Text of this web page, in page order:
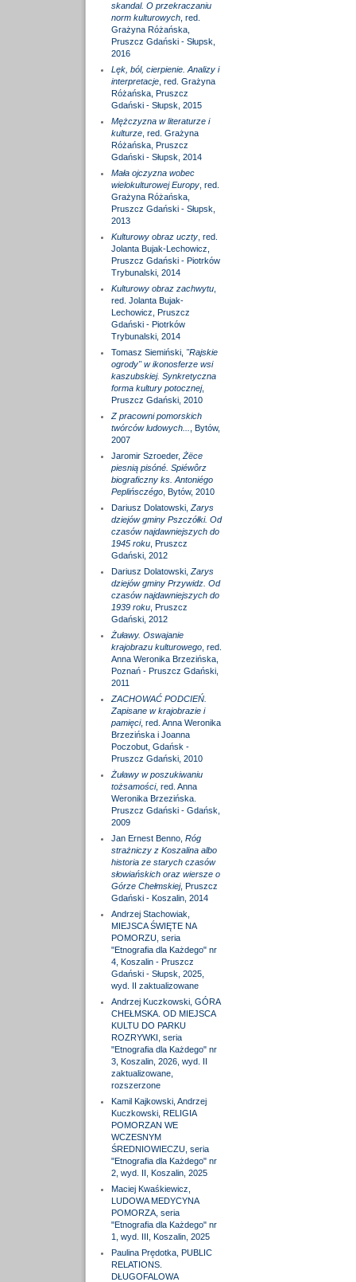
skandal. O przekraczaniu
norm kulturowych, red.
Grażyna Różańska,
Pruszcz Gdański - Słupsk,
2016
Lęk, ból, cierpienie. Analizy i
interpretacje, red. Grażyna
Różańska, Pruszcz
Gdański - Słupsk, 2015
Mężczyzna w literaturze i
kulturze, red. Grażyna
Różańska, Pruszcz
Gdański - Słupsk, 2014
Mała ojczyzna wobec
wielokulturowej Europy, red.
Grażyna Różańska,
Pruszcz Gdański - Słupsk,
2013
Kulturowy obraz uczty, red.
Jolanta Bujak-Lechowicz,
Pruszcz Gdański - Piotrków
Trybunalski, 2014
Kulturowy obraz zachwytu,
red. Jolanta Bujak-
Lechowicz, Pruszcz
Gdański - Piotrków
Trybunalski, 2014
Tomasz Siemiński, "Rajskie
ogrody" w ikonosferze wsi
kaszubskiej. Synkretyczna
forma kultury potocznej,
Pruszcz Gdański, 2010
Z pracowni pomorskich
twórców ludowych...
, Bytów,
2007
Jaromir Szroeder, Żëce
piesnią pisóné. Spiéwôrz
biograficzny ks. Antoniégo
Peplińsczégo, Bytów, 2010
Dariusz Dolatowski, Zarys
dziejów gminy Pszczółki. Od
czasów najdawniejszych do
1945 roku, Pruszcz
Gdański, 2012
Dariusz Dolatowski, Zarys
dziejów gminy Przywidz. Od
czasów najdawniejszych do
1939 roku, Pruszcz
Gdański, 2012
Żuławy. Oswajanie
krajobrazu kulturowego, red.
Anna Weronika Brzezińska,
Poznań - Pruszcz Gdański,
2011
ZACHOWAĆ PODCIEŃ.
Zapisane w krajobrazie i
pamięci, red. Anna Weronika
Brzezińska i Joanna
Poczobut, Gdańsk -
Pruszcz Gdański, 2010
Żuławy w poszukiwaniu
tożsamości, red. Anna
Weronika Brzezińska.
Pruszcz Gdański - Gdańsk,
2009
Jan Ernest Benno, Róg
strażniczy z Koszalina albo
historia ze starych czasów
słowiańskich oraz wiersze o
Górze Chełmskiej, Pruszcz
Gdański - Koszalin, 2014
Andrzej Stachowiak,
MIEJSCA ŚWIĘTE NA
POMORZU, seria
"Etnografia dla Każdego" nr
4, Koszalin - Pruszcz
Gdański - Słupsk, 2025,
wyd. II zaktualizowane
Andrzej Kuczkowski, GÓRA
CHEŁMSKA. OD MIEJSCA
KULTU DO PARKU
ROZRYWKI, seria
"Etnografia dla Każdego" nr
3, Koszalin, 2026, wyd. II
zaktualizowane,
rozszerzone
Kamil Kajkowski, Andrzej
Kuczkowski, RELIGIA
POMORZAN WE
WCZESNYM
ŚREDNIOWIECZU, seria
"Etnografia dla Każdego" nr
2, wyd. II, Koszalin, 2025
Maciej Kwaśkiewicz,
LUDOWA MEDYCYNA
POMORZA, seria
"Etnografia dla Każdego" nr
1, wyd. III, Koszalin, 2025
Paulina Prędotka, PUBLIC
RELATIONS.
DŁUGOFALOWA